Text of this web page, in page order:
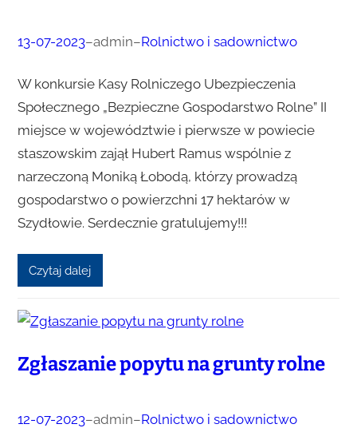
13-07-2023–admin–Rolnictwo i sadownictwo
W konkursie Kasy Rolniczego Ubezpieczenia
Społecznego „Bezpieczne Gospodarstwo Rolne” II
miejsce w województwie i pierwsze w powiecie
staszowskim zajął Hubert Ramus wspólnie z
narzeczoną Moniką Łobodą, którzy prowadzą
gospodarstwo o powierzchni 17 hektarów w
Szydłowie. Serdecznie gratulujemy!!!
Czytaj dalej
Zgłaszanie popytu na grunty rolne
12-07-2023–admin–Rolnictwo i sadownictwo